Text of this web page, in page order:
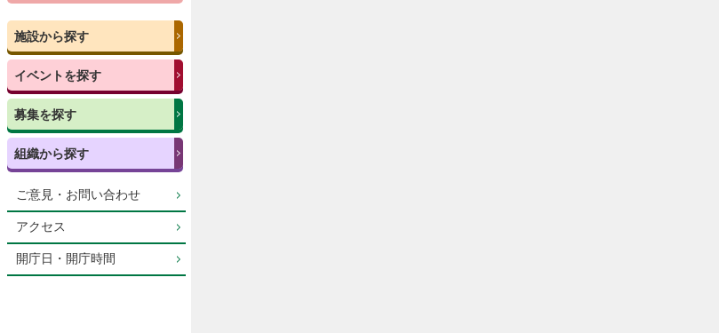
施設から探す
イベントを探す
募集を探す
組織から探す
ご意見・お問い合わせ
アクセス
開庁日・開庁時間